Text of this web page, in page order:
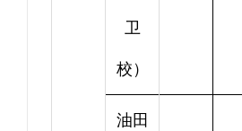
卫
校）
油田